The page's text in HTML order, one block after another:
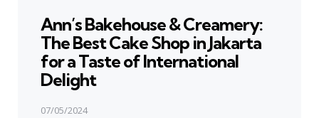
Ann’s Bakehouse & Creamery:
The Best Cake Shop in Jakarta
for a Taste of International
Delight
07/05/2024